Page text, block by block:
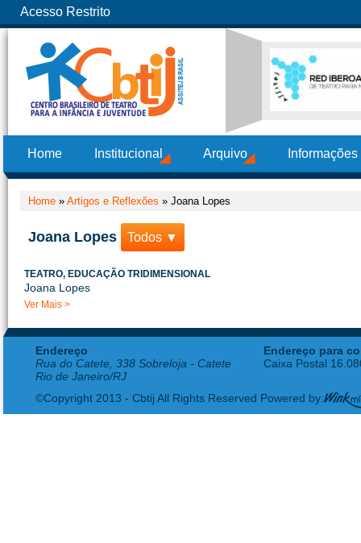
Acesso Restrito
Home Institucional Arquivo
Home » Artigos e Reflexões » Joana Lopes
Joana Lopes Todos ▼
TEATRO, EDUCAÇÃO TRIDIMENSIONAL
Joana Lopes
Ver Mais >
Endereço
Rua do Catete, 338 Sobreloja - Catete
Rio de Janeiro/RJ
Endereço para
Caixa Postal
©Copyright 2013 - Cbtij All Rights Reserved Powered by: